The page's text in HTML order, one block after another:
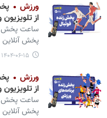
ورزش
از
پخش آنلاین
۱۴۰۴-۰۶-۱۵ ۱۰:۲۹
ورزش
از
پخش آنلاین